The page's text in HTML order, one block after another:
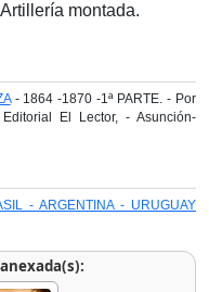
montada.
- 1864 -1870 -1ª PARTE. - Por
El Lector, - Asunción-
- ARGENTINA - URUGUAY